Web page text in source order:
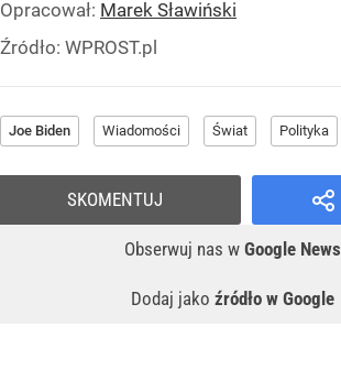
Opracował: Marek Sławiński
Źródło: WPROST.pl
Joe Biden Wiadomości Świat Polityka
Obserwuj nas w Google News
Dodaj jako źródło w Google
SKOMENTUJ